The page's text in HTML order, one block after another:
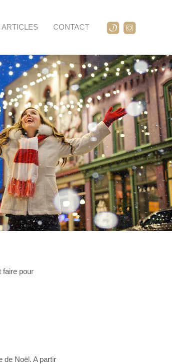
ARTICLES CONTACT
faire pour
de Noël. A partir